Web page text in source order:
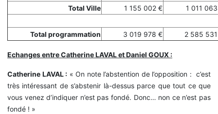
Total Ville
1 155 002 € 1 011
Total programmation 3 019 978 € 2 585
Echanges entre Catherine LAVAL et Daniel GOUX :
Catherine LAVAL : « On note l’abstention de l’opposition : c’est
très intéressant de s’abstenir là-dessus parce que tout ce que
vous venez d’indiquer n’est pas fondé. Donc… non ce n’est pas
fondé ! »